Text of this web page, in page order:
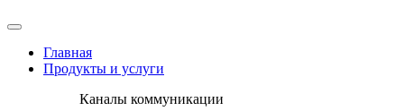
Главная
Продукты и услуги
Каналы коммуникации